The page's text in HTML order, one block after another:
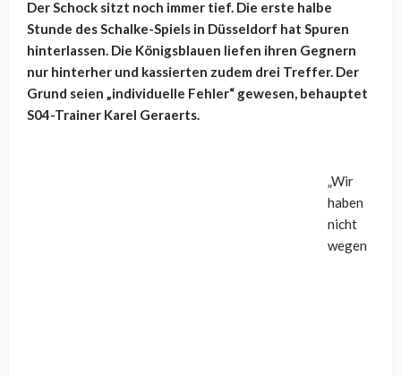
Der Schock sitzt noch immer tief. Die erste halbe
Stunde des Schalke-Spiels in Düsseldorf hat Spuren
hinterlassen. Die Königsblauen liefen ihren Gegnern
nur hinterher und kassierten zudem drei Treffer. Der
Grund seien „individuelle Fehler“ gewesen, behauptet
S04-Trainer Karel Geraerts.
„Wir
haben
nicht
wegen